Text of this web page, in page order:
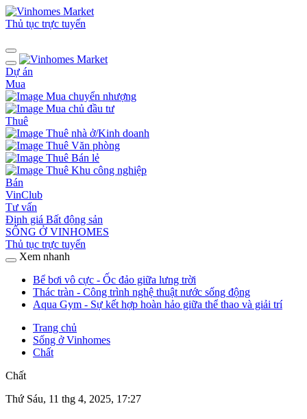
Thủ tục trực tuyến
Dự án
Mua
Mua chuyển nhượng
Mua chủ đầu tư
Thuê
Thuê nhà ở/Kinh doanh
Thuê Văn phòng
Thuê Bán lẻ
Thuê Khu công nghiệp
Bán
VinClub
Tư vấn
Định giá Bất động sản
SỐNG Ở VINHOMES
Thủ tục trực tuyến
Xem nhanh
Bể bơi vô cực - Ốc đảo giữa lưng trời
Thác tràn - Công trình nghệ thuật nước sống động
Aqua Gym - Sự kết hợp hoàn hảo giữa thể thao và giải trí
Trang chủ
Sống ở Vinhomes
Chất
Chất
Thứ Sáu, 11 thg 4, 2025, 17:27